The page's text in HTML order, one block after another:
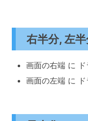
右半分, 左
画面の右端 に
画面の左端 に